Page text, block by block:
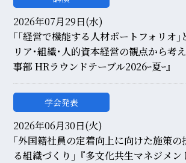
2026年07月29日(水)
｢｢経営で機能する人材ポートフォリオ｣
リア･組織･人的資本経営の観点から考
事部 HRラウンドテーブル2026ｰ夏ｰ』
学会発表
2026年06月30日(火)
｢外国籍社員の定着向上に向けた施策
る組織づくり｣『多文化共生マネジメ